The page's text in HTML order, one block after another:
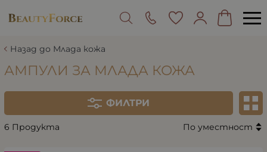
Назад до Млада кожа
АМПУЛИ ЗА МЛАДА КОЖА
ФИЛТРИ
6 Продукта По уместност